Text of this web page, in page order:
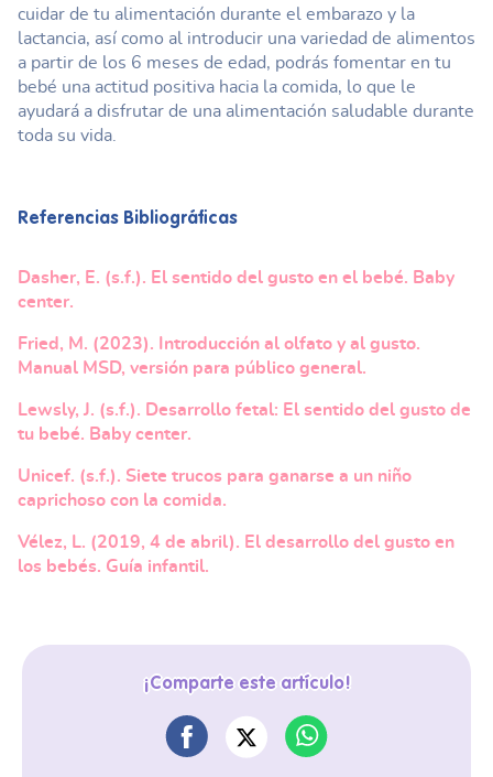
cuidar de tu alimentación durante el embarazo y la
lactancia, así como al introducir una variedad de alimentos
a partir de los 6 meses de edad, podrás fomentar en tu
bebé una actitud positiva hacia la comida, lo que le
ayudará a disfrutar de una alimentación saludable durante
toda su vida.
Referencias Bibliográficas
Dasher, E. (s.f.). El sentido del gusto en el bebé. Baby
center.
Fried, M. (2023). Introducción al olfato y al gusto.
Manual MSD, versión para público general.
Lewsly, J. (s.f.). Desarrollo fetal: El sentido del gusto de
tu bebé. Baby center.
Unicef. (s.f.). Siete trucos para ganarse a un niño
caprichoso con la comida.
Vélez, L. (2019, 4 de abril). El desarrollo del gusto en
los bebés. Guía infantil.
¡Comparte este artículo!